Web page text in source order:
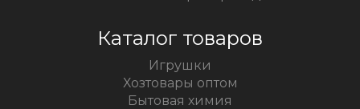
Каталог товаров
Игрушки
Хозтовары оптом
Бытовая химия